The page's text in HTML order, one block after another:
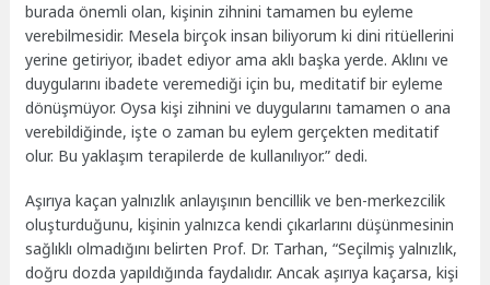
burada önemli olan, kişinin zihnini tamamen bu eyleme
verebilmesidir. Mesela birçok insan biliyorum ki dini ritüellerini
yerine getiriyor, ibadet ediyor ama aklı başka yerde. Aklını ve
duygularını ibadete veremediği için bu, meditatif bir eyleme
dönüşmüyor. Oysa kişi zihnini ve duygularını tamamen o ana
verebildiğinde, işte o zaman bu eylem gerçekten meditatif
olur. Bu yaklaşım terapilerde de kullanılıyor.” dedi.
Aşırıya kaçan yalnızlık anlayışının bencillik ve ben-merkezcilik
oluşturduğunu, kişinin yalnızca kendi çıkarlarını düşünmesinin
sağlıklı olmadığını belirten Prof. Dr. Tarhan, “Seçilmiş yalnızlık,
doğru dozda yapıldığında faydalıdır. Ancak aşırıya kaçarsa, kişi